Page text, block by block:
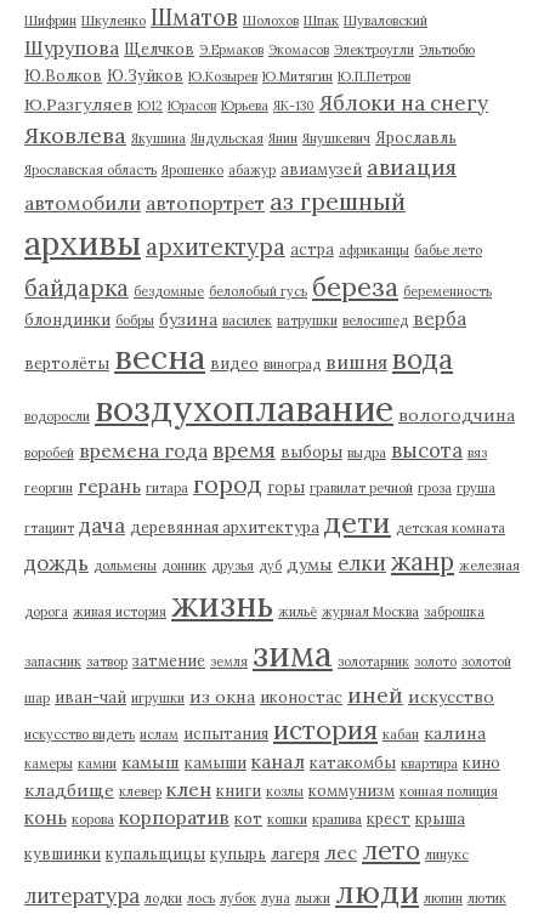
Шифрин Шкуленко Шматов Шолохов Шпак Шуваловский
Шурупова Щелчков Э.Ермаков Экомасов Электроугли Эльтюбю
Ю.Волков Ю.Зуйков Ю.Козырев Ю.Митягин Ю.П.Петров
Ю.Разгуляев Ю12 Юрасов Юрьева ЯК-130 Яблоки на снегу
Яковлева Якушина Яндульская Янин Янушкевич Ярославль
Ярославская область Ярошенко абажур авиамузей авиация
автомобили автопортрет аз грешный
архивы архитектура астра африканцы бабье лето
байдарка бездомные белолобый гусь береза беременность
блондинки бобры бузина василек ватрушки велосипед верба
вертолёты весна видео виноград вишня вода
водоросли воздухоплавание вологодчина
воробей времена года время выборы выдра высота вяз
георгин герань гитара город горы гравилат речной гроза груша
гтацинт дача деревянная архитектура дети детская комната
дождь дольмены донник друзья дуб думы елки жанр железная
дорога живая история жизнь жильё журнал Москва заброшка
запасник затвор затмение земля зима золотарник золото золотой
шар иван-чай игрушки из окна иконостас иней искусство
искусство видеть ислам испытания история кабан калина
камеры камни камыш камыши канал катакомбы квартира кино
кладбище клевер клен книги козлы коммунизм конная полиция
конь корова корпоратив кот кошки крапива крест крыша
кувшинки купальщицы купырь лагеря лес лето линукс
литература лодки лось лубок луна лыжи люди люпин лютик